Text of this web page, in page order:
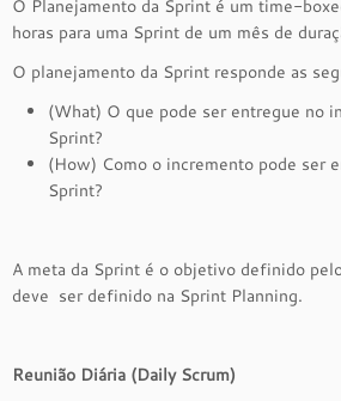
O Planejamento da Sprint é um time-
horas para uma Sprint de um mês de
O planejamento da Sprint responde as
(What) O que pode ser entregue no
Sprint?
(How) Como o incremento pode ser
Sprint?
A meta da Sprint é o objetivo definido
deve ser definido na Sprint Planning.
Reunião Diária (Daily Scrum)